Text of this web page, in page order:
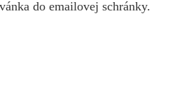
do emailovej schránky.